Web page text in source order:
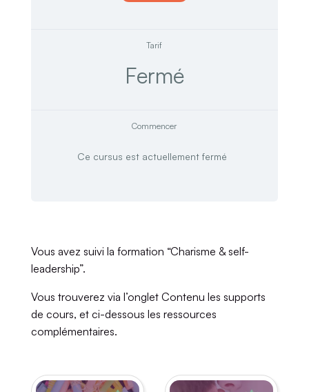
Tarif
Fermé
Commencer
Ce cursus est actuellement fermé
Vous avez suivi la formation “Charisme & self-
leadership”.
Vous trouverez via l’onglet Contenu les supports
de cours, et ci-dessous les ressources
complémentaires.